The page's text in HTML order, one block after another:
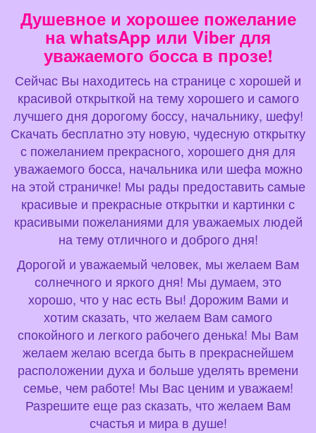
Душевное и хорошее пожелание
на whatsApp или Viber для
уважаемого босса в прозе!
Сейчас Вы находитесь на странице с хорошей и
красивой открыткой на тему хорошего и самого
лучшего дня дорогому боссу, начальнику, шефу!
Скачать бесплатно эту новую, чудесную открытку
с пожеланием прекрасного, хорошего дня для
уважаемого босса, начальника или шефа можно
на этой страничке! Мы рады предоставить самые
красивые и прекрасные открытки и картинки с
красивыми пожеланиями для уважаемых людей
на тему отличного и доброго дня!
Дорогой и уважаемый человек, мы желаем Вам
солнечного и яркого дня! Мы думаем, это
хорошо, что у нас есть Вы! Дорожим Вами и
хотим сказать, что желаем Вам самого
спокойного и легкого рабочего денька! Мы Вам
желаем желаю всегда быть в прекраснейшем
расположении духа и больше уделять времени
семье, чем работе! Мы Вас ценим и уважаем!
Разрешите еще раз сказать, что желаем Вам
счастья и мира в душе!